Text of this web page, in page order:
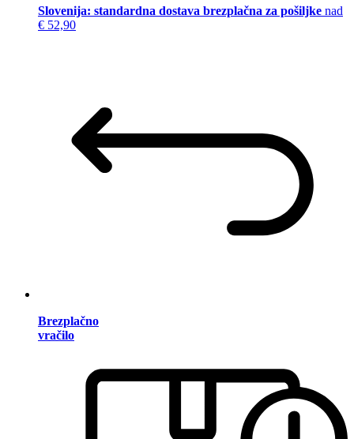
Slovenija: standardna dostava brezplačna za pošiljke nad
€ 52,90
Brezplačno
vračilo